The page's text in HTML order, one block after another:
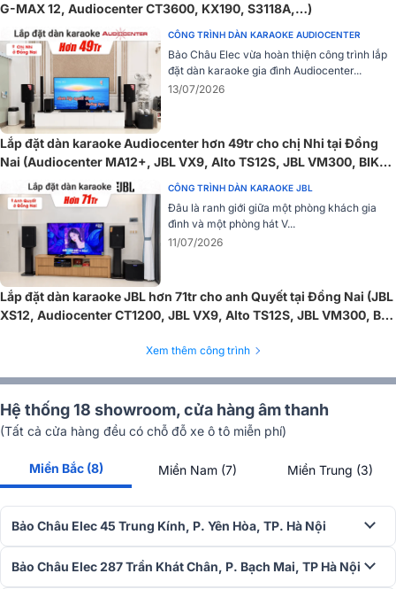
G-MAX 12, Audiocenter CT3600, KX190, S3118A,…)
CÔNG TRÌNH DÀN KARAOKE AUDIOCENTER
Bảo Châu Elec vừa hoàn thiện công trình lắp
đặt dàn karaoke gia đình Audiocenter...
13/07/2026
Lắp đặt dàn karaoke Audiocenter hơn 49tr cho chị Nhi tại Đồng
Nai (Audiocenter MA12+, JBL VX9, Alto TS12S, JBL VM300, BIK
LH-PS80)
CÔNG TRÌNH DÀN KARAOKE JBL
Đâu là ranh giới giữa một phòng khách gia
đình và một phòng hát V...
11/07/2026
Lắp đặt dàn karaoke JBL hơn 71tr cho anh Quyết tại Đồng Nai (JBL
XS12, Audiocenter CT1200, JBL VX9, Alto TS12S, JBL VM300, BIK
Xem thêm công trình
Hệ thống 18 showroom, cửa hàng âm thanh
(Tất cả cửa hàng đều có chỗ đỗ xe ô tô miễn phí)
Miền Bắc (8) Miền Nam (7) Miền Trung (3)
Bảo Châu Elec 45 Trung Kính, P. Yên Hòa, TP. Hà Nội
Bảo Châu Elec 287 Trần Khát Chân, P. Bạch Mai, TP Hà Nội